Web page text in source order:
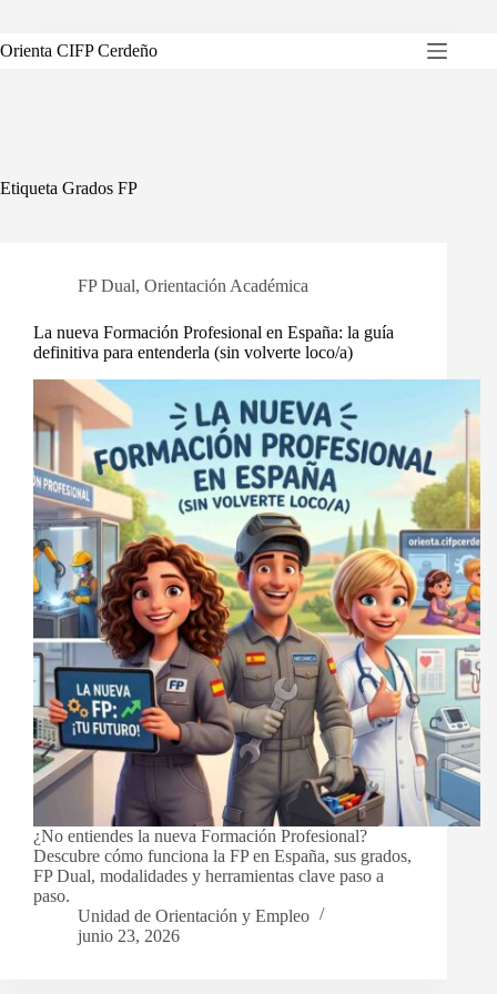
contenido
Orienta CIFP Cerdeño
Etiqueta Grados FP
FP Dual, Orientación Académica
La nueva Formación Profesional en España: la guía
definitiva para entenderla (sin volverte loco/a)
¿No entiendes la nueva Formación Profesional?
Descubre cómo funciona la FP en España, sus grados,
FP Dual, modalidades y herramientas clave paso a
paso.
Unidad de Orientación y Empleo
junio 23, 2026